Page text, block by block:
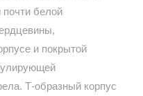
почти белой
и покрытой
Т-образный корпус